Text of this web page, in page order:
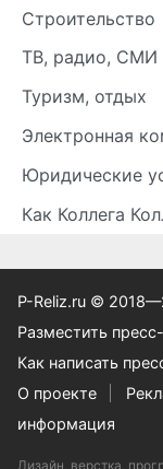
Строительство
ТВ, радио, СМИ
Туризм, отдых
Электронная
Юридические
Как Коллега
P-Reliz.ru ©
Разместить
Как написать
О проекте
информация
Дизайн, верстка,